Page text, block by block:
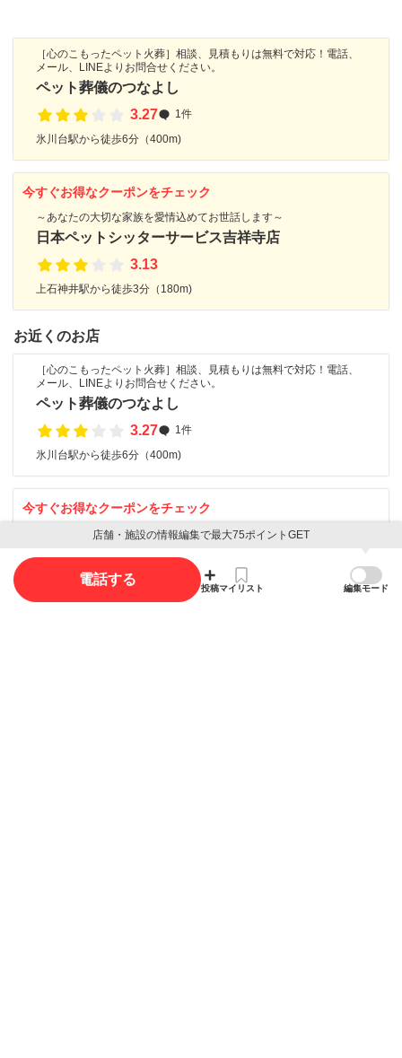
［心のこもったペット火葬］相談、見積もりは無料で対応！電話、
メール、LINEよりお問合せください。
ペット葬儀のつなよし
3.27
1件
氷川台駅から徒歩6分（400m)
今すぐお得なクーポンをチェック
～あなたの大切な家族を愛情込めてお世話します～
日本ペットシッターサービス吉祥寺店
3.13
上石神井駅から徒歩3分（180m)
お近くのお店
［心のこもったペット火葬］相談、見積もりは無料で対応！電話、
メール、LINEよりお問合せください。
ペット葬儀のつなよし
3.27
1件
氷川台駅から徒歩6分（400m)
今すぐお得なクーポンをチェック
～あなたの大切な家族を愛情込めてお世話します～
3.13
上石神井駅から徒歩3分（180m)
店舗・施設の情報編集で最大75ポイントGET
電話する
投稿マイリスト 編集モード